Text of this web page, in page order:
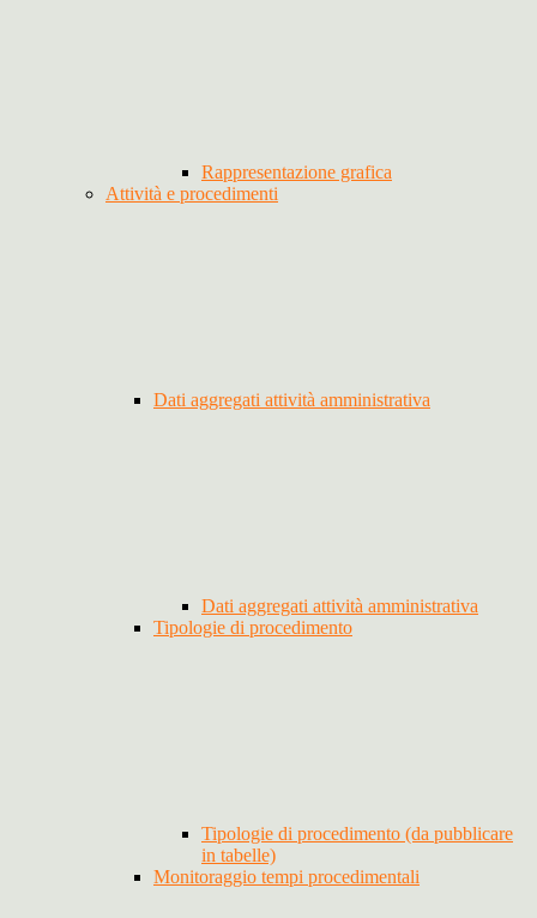
Rappresentazione grafica
Attività e procedimenti
Dati aggregati attività amministrativa
Dati aggregati attività amministrativa
Tipologie di procedimento
Tipologie di procedimento (da pubblicare
in tabelle)
Monitoraggio tempi procedimentali